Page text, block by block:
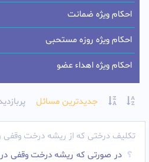
جدیدترین مسائل
تکلیف درختی که از ریشه درخت وقفی
در صورتی که ریشه درخت وقفی
احکام ویژه ضمانت
احکام ویژه روزه مستحبی
احکام ویژه اهداء عضو